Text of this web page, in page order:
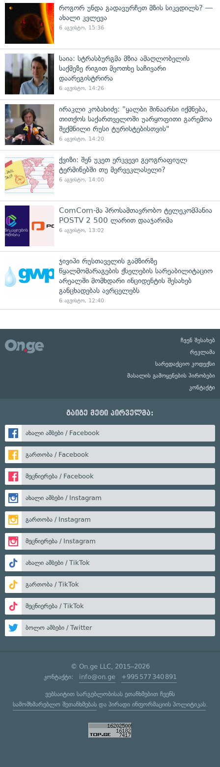
როგორ უნდა გადავურჩეთ მზის სიკვდილს? —
ახალი კვლევა
6 აგვისტო, 15:36
საია: სტრასბურგმა მზია ამაღლობელის
საქმეზე რიგით მეოთხე საჩივარი
დაარეგისტრირა
6 აგვისტო, 14:26
ირაკლი კობახიძე: "ყალბი შინაარსი იქმნება,
თითქოს საქართველოში უარყოფითი გარემოა
შექმნილი რუსი ტურისტებისთვის"
6 აგვისტო, 14:20
ქვიზი: შენ უკეთ ერკვევი გეოგრაფიულ
ტერმინებში თუ მერვეკლასელი?
6 აგვისტო, 14:00
ComCom-მა პროსამთავრობო ტელეკომპანია
POSTV 2 500 ლარით დააჯარიმა
6 აგვისტო, 13:02
ჯივიპი რუსთაველის გამზირზე
წყალმომარაგების ქსელების სარეაბილიტაციო
არეალში მომხდარი ინციდენტის შესახებ
განცხადებას ავრცელებს
6 აგვისტო, 12:40
ჩვენ შესახებ
რეკლამა
სარედაქციო კოდექსი
მასალის გამოყენების პირობები
კონტაქტი
გაიგე მეტი პირველმა:
ახალი ამბები / Facebook
გართობა / Facebook
მეცნიერება / Facebook
ახალი ამბები / Instagram
გართობა / Instagram
მეცნიერება / Instagram
ახალი ამბები / TikTok
გართობა / TikTok
მეცნიერება / TikTok
ბოლო ამბები / Twitter
© On.ge LLC, 2015–2026
კონტაქტი: info@on.ge +995 577 340 891
ვებსაიტით სარგებლობისას ეთანხმებით ჩვენს
სამომხმარებლო შეთანხმებასდა პირადი ინფორმაციის პოლიტიკას.